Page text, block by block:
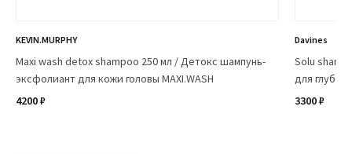
KEVIN.MURPHY
Maxi wash detox shampoo 250 мл / Детокс шампунь-
эксфолиант для кожи головы MAXI.WASH
4200 ₽
Davines
Solu
для
3300 ₽